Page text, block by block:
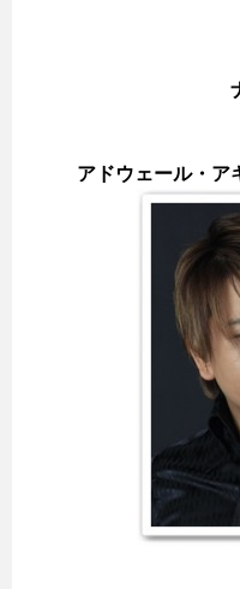
アドウェール・ア